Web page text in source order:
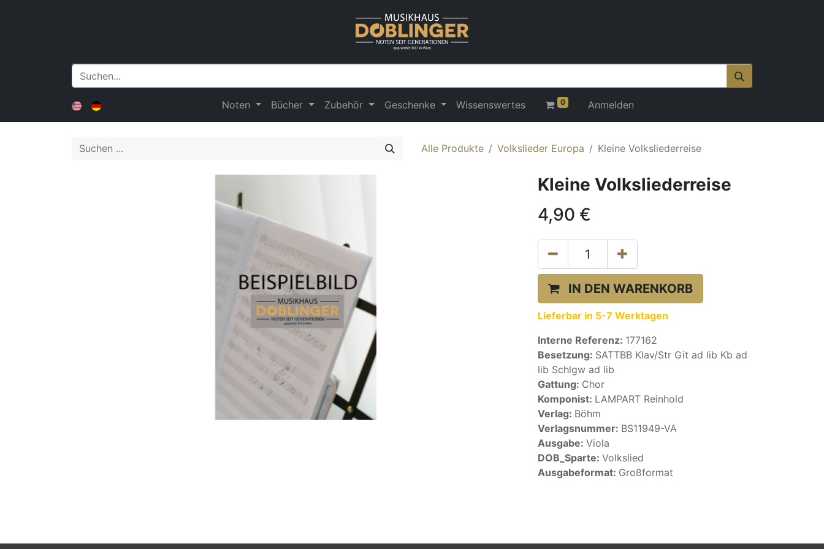
Noten Bücher Zubehör Geschenke Wissenswertes 0 Anmelden
Alle Produkte Volkslieder Europa Kleine Volksliederreise
Kleine Volksliederreise
4,90 €
IN DEN WARENKORB
Lieferbar in 5-7 Werktagen
Interne Referenz: 177162
Besetzung: SATTBB Klav/Str Git ad lib Kb ad
lib Schlgw ad lib
Gattung: Chor
Komponist: LAMPART Reinhold
Verlag: Böhm
Verlagsnummer: BS11949-VA
Ausgabe: Viola
DOB_Sparte: Volkslied
Ausgabeformat: Großformat